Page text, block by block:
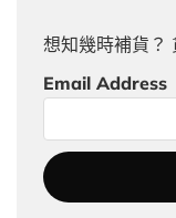
想知幾時補貨？
Email Address